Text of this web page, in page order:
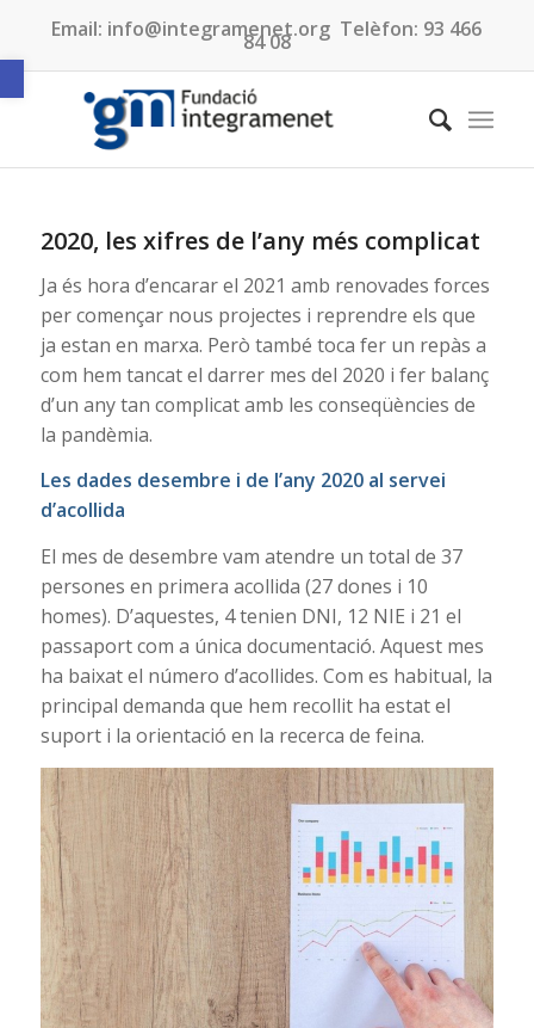
Obre la barra d'eines
Email: info@integramenet.org Telèfon: 93 466
84 08
2020, les xifres de l’any més complicat
Ja és hora d’encarar el 2021 amb renovades forces
per començar nous projectes i reprendre els que
ja estan en marxa. Però també toca fer un repàs a
com hem tancat el darrer mes del 2020 i fer balanç
d’un any tan complicat amb les conseqüències de
la pandèmia.
Les dades desembre i de l’any 2020 al servei
d’acollida
El mes de desembre vam atendre un total de 37
persones en primera acollida (27 dones i 10
homes). D’aquestes, 4 tenien DNI, 12 NIE i 21 el
passaport com a única documentació. Aquest mes
ha baixat el número d’acollides. Com es habitual, la
principal demanda que hem recollit ha estat el
suport i la orientació en la recerca de feina.